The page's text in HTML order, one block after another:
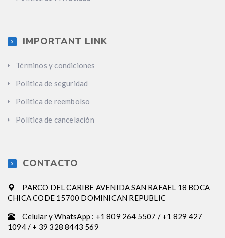
IMPORTANT LINK
Términos y condiciones
Politica de seguridad
Politica de reembolso
Política de cancelación
CONTACTO
PARCO DEL CARIBE AVENIDA SAN RAFAEL 18 BOCA
CHICA CODE 15700 DOMINICAN REPUBLIC
Celular y WhatsApp : +1 809 264 5507 / +1 829 427
1094 / + 39 328 8443 569